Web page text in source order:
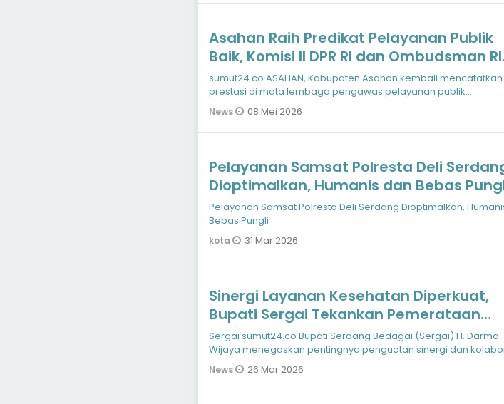
Asahan Raih Predikat Pelayanan Publik
Baik, Komisi II DPR RI dan Ombudsman RI
Dorong Transformasi Digital
sumut24.co ASAHAN, Kabupaten Asahan kembali mencatatkan
prestasi di mata lembaga pengawas pelayanan publik.
Berdasarkan penilaian Ombudsman
News 08 Mei 2026
Pelayanan Samsat Polresta Deli
Dioptimalkan, Humanis dan Bebas
Pelayanan Samsat Polresta Deli Serdang Dioptimalkan,
Bebas Pungli
kota 31 Mar 2026
Sinergi Layanan Kesehatan Diperkuat,
Bupati Sergai Tekankan Pemerataan
hingga Desa
Sergai sumut24.co Bupati Serdang Bedagai (Sergai) H. Darma
Wijaya menegaskan pentingnya penguatan sinergi dan
lintas sektor dal
News 26 Mar 2026